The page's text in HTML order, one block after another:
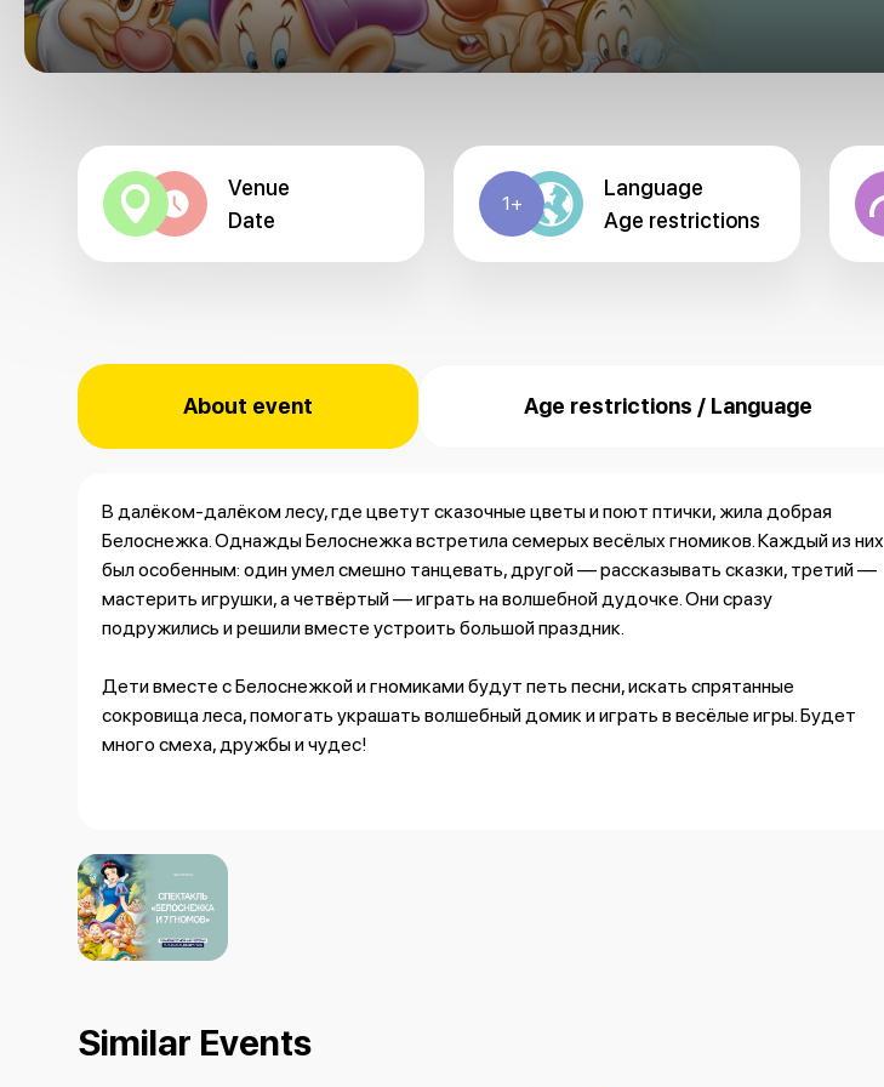
Venue
Date
1+
Language
Age restrictions
About event Age restrictions / Language
В далёком-далёком лесу, где цветут сказочные цветы и поют птички, жила добрая
Белоснежка. Однажды Белоснежка встретила семерых весёлых гномиков. Каждый из них
был особенным: один умел смешно танцевать, другой — рассказывать сказки, третий —
мастерить игрушки, а четвёртый — играть на волшебной дудочке. Они сразу
подружились и решили вместе устроить большой праздник.
Дети вместе с Белоснежкой и гномиками будут петь песни, искать спрятанные
сокровища леса, помогать украшать волшебный домик и играть в весёлые игры. Будет
много смеха, дружбы и чудес!
Similar Events